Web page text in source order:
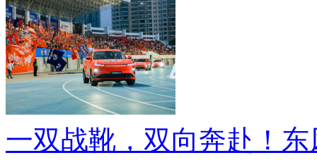
一双战靴，双向奔赴！